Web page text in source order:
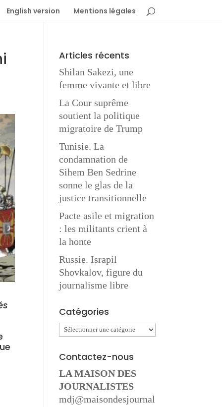
English version Mentions légales
Articles récents
Shilan Sakezi, une
femme vivante et libre
La Cour suprême
soutient la politique
migratoire de Trump
Tunisie. La
condamnation de
Sihem Ben Sedrine
sonne le glas de la
justice transitionnelle
Pacte asile et migration
: les militants crient à
la honte
Russie. Israpil
Shovkalov, figure du
journalisme libre
Catégories
Catégories
Contactez-nous
LA MAISON DES
JOURNALISTES
mdj@maisondesjournal